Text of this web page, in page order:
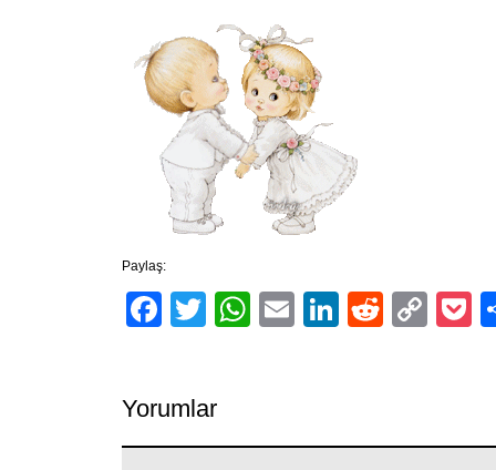
Paylaş:
Facebook
TwitterWhatsApp
EmailLinkedIn
Reddit
Yorumlar